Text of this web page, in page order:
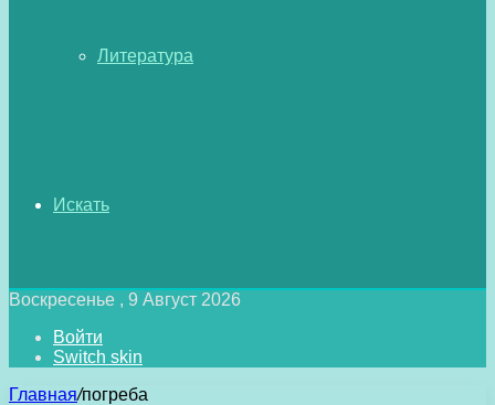
Литература
Искать
Воскресенье , 9 Август 2026
Войти
Switch skin
Главная/погреба